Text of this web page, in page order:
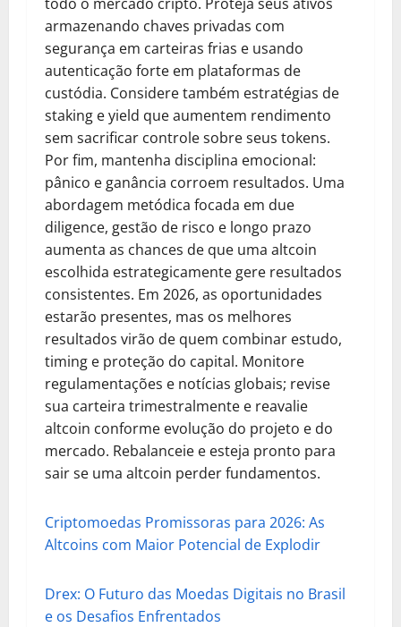
armazenando chaves privadas com
segurança em carteiras frias e usando
autenticação forte em plataformas de
custódia. Considere também estratégias de
staking e yield que aumentem rendimento
sem sacrificar controle sobre seus tokens.
Por fim, mantenha disciplina emocional:
pânico e ganância corroem resultados. Uma
abordagem metódica focada em due
diligence, gestão de risco e longo prazo
aumenta as chances de que uma altcoin
escolhida estrategicamente gere resultados
consistentes. Em 2026, as oportunidades
estarão presentes, mas os melhores
resultados virão de quem combinar estudo,
timing e proteção do capital. Monitore
regulamentações e notícias globais; revise
sua carteira trimestralmente e reavalie
altcoin conforme evolução do projeto e do
mercado. Rebalanceie e esteja pronto para
sair se uma altcoin perder fundamentos.
Criptomoedas Promissoras para 2026: As
Altcoins com Maior Potencial de Explodir
Drex: O Futuro das Moedas Digitais no Brasil
e os Desafios Enfrentados